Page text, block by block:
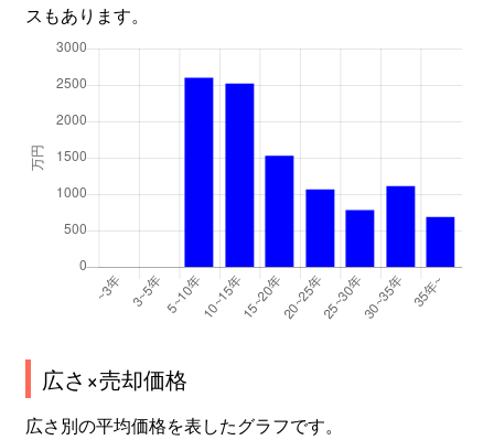
スもあります。
広さ×売却価格
広さ別の平均価格を表したグラフです。